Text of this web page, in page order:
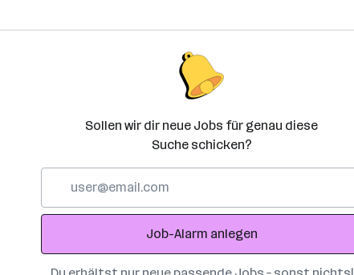
Sollen wir dir neue Jobs für genau diese
Suche schicken?
Adresse
Job-Alarm anlegen